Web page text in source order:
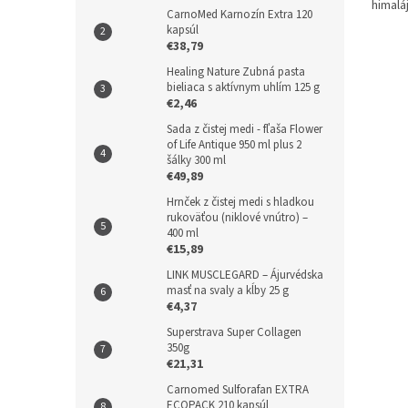
CarnoMed Karnozín Extra 120
kapsúl
€38,79
Healing Nature Zubná pasta
bieliaca s aktívnym uhlím 125 g
€2,46
Sada z čistej medi - fľaša Flower
of Life Antique 950 ml plus 2
šálky 300 ml
€49,89
Hrnček z čistej medi s hladkou
rukoväťou (niklové vnútro) –
400 ml
€15,89
LINK MUSCLEGARD – Ájurvédska
masť na svaly a kĺby 25 g
€4,37
Superstrava Super Collagen
350g
€21,31
Carnomed Sulforafan EXTRA